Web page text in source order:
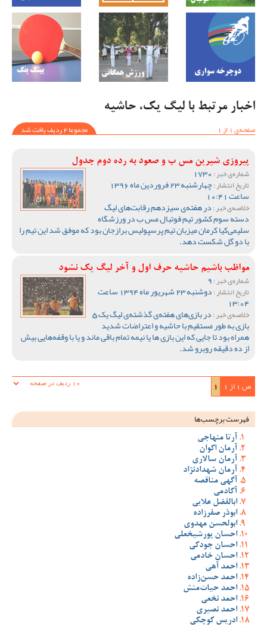
اخبار مرتبط با لیگ یک، حاشیه
صفحه‌ی 1 از 1
مجموعا 2 ردیف یافت شد
پیروزی شیرین مس ب و صعود به رده‌ دوم جدول
شماره‌ی خبر :
تاریخ انتشار : چهارشنبه 23 فروردین ماه 1396
ساعت 10:41
خلاصه‌ی خبر :در هفته‌ی سیزدهم رقابت‌های لیگ
دسته سوم کشور تیم فوتبال مس ب در ورزشگاه
سلیمی‌کیا کرمان میزبان تیم پرسپولیس برازجان بود که موفق شد این تیم را
با دو گل شکست دهد.
مواظب باشیم حاشیه حرف اول و آخر لیگ یک نشود
شماره‌ی خبر :
تاریخ انتشار : دوشنبه 23 شهریور ماه 1394 ساعت
13:04
خلاصه‌ی خبر : در بازی‌های هفته‌ی گذشته‌ی لیگ یک 5
بازی به طور مستقیم با حاشیه و اعتراضات شدید
همراه بود تا جایی که این بازی ها یا نیمه تمام باقی ماند و یا با وقفه‌هایی بیش
از ده دقیقه روبرو شد.
ص 1 از 1 1
فهرست برچسب‌ها
آرتا منهاجی
آرمان اکوان
آرمان سالاری
آرمان شهدادنژاد
آگهی مناقصه
آکادمی
ابالفضل علایی
ابوذر صفرزاده
ابولحسن مهدوی
احسان پورشیخعلی
احسان جودکی
احسان خادمی
احمد آهی
احمد حسن‌زاده
احمد حیات‌منش
احمد نخعی
احمد نصیری
ادریس کوچکی